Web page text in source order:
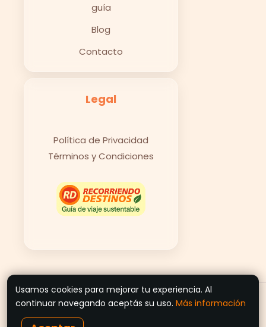
guía
Blog
Contacto
Legal
Política de Privacidad
Términos y Condiciones
© 2026 Recorriendo Destinos
Usamos cookies para mejorar tu experiencia. Al
continuar navegando aceptás su uso. Más información